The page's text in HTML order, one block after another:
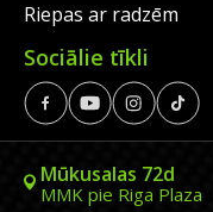
Riepas ar radzēm
Sociālie tīkli
Mūkusalas 72d
MMK pie Riga Plaza